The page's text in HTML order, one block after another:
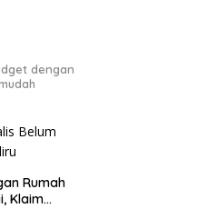
dengan
Rumah
Klaim